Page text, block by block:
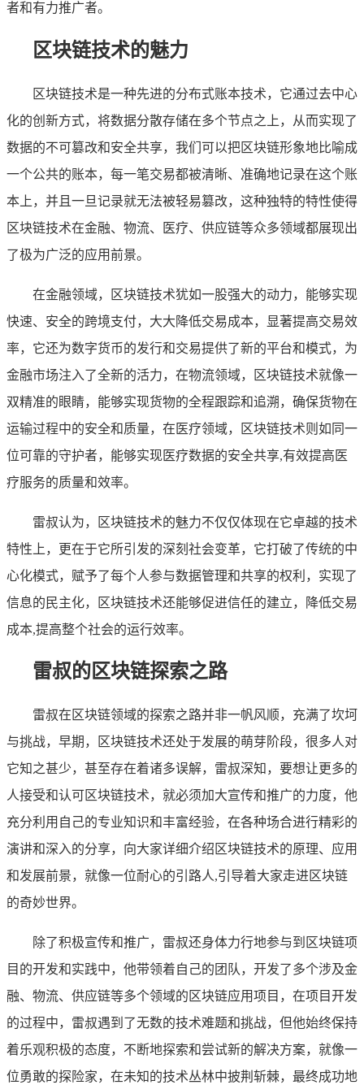
者和有力推广者。
区块链技术的魅力
区块链技术是一种先进的分布式账本技术，它通过去中心
化的创新方式，将数据分散存储在多个节点之上，从而实现了
数据的不可篡改和安全共享，我们可以把区块链形象地比喻成
一个公共的账本，每一笔交易都被清晰、准确地记录在这个账
本上，并且一旦记录就无法被轻易篡改，这种独特的特性使得
区块链技术在金融、物流、医疗、供应链等众多领域都展现出
了极为广泛的应用前景。
在金融领域，区块链技术犹如一股强大的动力，能够实现
快速、安全的跨境支付，大大降低交易成本，显著提高交易效
率，它还为数字货币的发行和交易提供了新的平台和模式，为
金融市场注入了全新的活力，在物流领域，区块链技术就像一
双精准的眼睛，能够实现货物的全程跟踪和追溯，确保货物在
运输过程中的安全和质量，在医疗领域，区块链技术则如同一
位可靠的守护者，能够实现医疗数据的安全共享,有效提高医
疗服务的质量和效率。
雷叔认为，区块链技术的魅力不仅仅体现在它卓越的技术
特性上，更在于它所引发的深刻社会变革，它打破了传统的中
心化模式，赋予了每个人参与数据管理和共享的权利，实现了
信息的民主化，区块链技术还能够促进信任的建立，降低交易
成本,提高整个社会的运行效率。
雷叔的区块链探索之路
雷叔在区块链领域的探索之路并非一帆风顺，充满了坎坷
与挑战，早期，区块链技术还处于发展的萌芽阶段，很多人对
它知之甚少，甚至存在着诸多误解，雷叔深知，要想让更多的
人接受和认可区块链技术，就必须加大宣传和推广的力度，他
充分利用自己的专业知识和丰富经验，在各种场合进行精彩的
演讲和深入的分享，向大家详细介绍区块链技术的原理、应用
和发展前景，就像一位耐心的引路人,引导着大家走进区块链
的奇妙世界。
除了积极宣传和推广，雷叔还身体力行地参与到区块链项
目的开发和实践中，他带领着自己的团队，开发了多个涉及金
融、物流、供应链等多个领域的区块链应用项目，在项目开发
的过程中，雷叔遇到了无数的技术难题和挑战，但他始终保持
着乐观积极的态度，不断地探索和尝试新的解决方案，就像一
位勇敢的探险家，在未知的技术丛林中披荆斩棘，最终成功地